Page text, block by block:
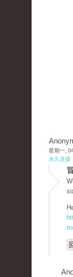
星期一,
永久连接